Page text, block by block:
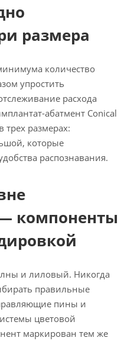
размера
количество
упростить
расхода
абатмент Conical
трех размерах:
которые
распознавания.
компоненты
и лиловый. Никогда
правильные
пины и
цветовой
маркирован тем же